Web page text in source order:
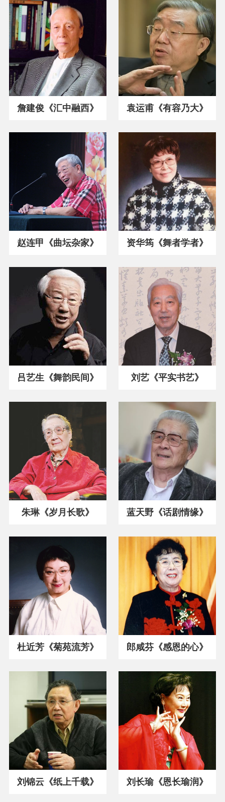
詹建俊《汇中融西》 袁运甫《有容乃大》
赵连甲《曲坛杂家》 资华筠《舞者学者》
吕艺生《舞韵民间》 刘艺《平实书艺》
朱琳《岁月长歌》 蓝天野《话剧情缘》
杜近芳《菊苑流芳》 郎咸芬《感恩的心》
刘锦云《纸上千载》 刘长瑜《恩长瑜润》